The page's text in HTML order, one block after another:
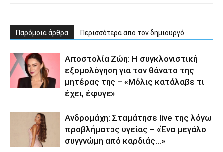
Παρόμοια άρθρα Περισσότερα απο τον δημιουργό
Αποστολία Ζώη: Η συγκλονιστική
εξομολόγηση για τον θάνατο της
μητέρας της – «Μόλις κατάλαβε τι
έχει, έφυγε»
Ανδρομάχη: Σταμάτησε live της λόγω
προβλήματος υγείας – «Ένα μεγάλο
συγγνώμη από καρδιάς…»